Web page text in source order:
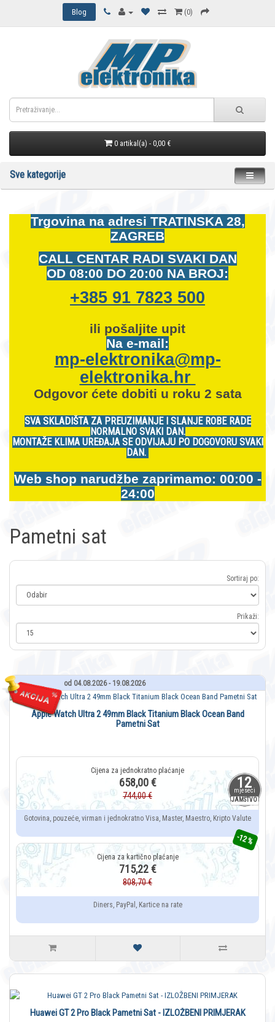
Blog (0)
0 artikal(a) - 0,00 €
Sve kategorije
Trgovina na adresi TRATINSKA 28,
ZAGREB
CALL CENTAR RADI SVAKI DAN
OD 08:00 DO 20:00 NA BROJ:
+385 91 7823 500
ili pošaljite upit
Na e-mail:
mp-elektronika@mp-
elektronika.hr
Odgovor ćete dobiti u roku 2 sata
SVA SKLADIŠTA ZA PREUZIMANJE I SLANJE ROBE RADE
NORMALNO SVAKI DAN.
MONTAŽE KLIMA UREĐAJA SE ODVIJAJU PO DOGOVORU SVAKI
DAN.
Web shop narudžbe zaprimamo: 00:00 -
24:00
Pametni sat
Sortiraj po:
Prikaži:
od 04.08.2026 - 19.08.2026
12
mjeseci
JAMSTVO
Apple Watch Ultra 2 49mm Black Titanium Black Ocean Band
Pametni Sat
658,00 €
744,00 €
Gotovina, pouzeće, virman i jednokratno Visa, Master, Maestro, Kripto Valute
-12 %
715,22 €
808,70 €
Diners, PayPal, Kartice na rate
Huawei GT 2 Pro Black Pametni Sat - IZLOŽBENI PRIMJERAK